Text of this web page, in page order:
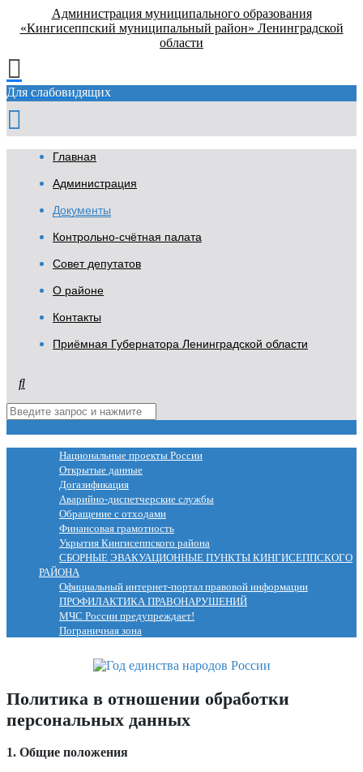
Администрация муниципального образования
«Кингисеппский муниципальный район» Ленинградской
области
Для слабовидящих
Главная
Администрация
Документы
Контрольно-счётная палата
Совет депутатов
О районе
Контакты
Приёмная Губернатора Ленинградской области
Национальные проекты России
Открытые данные
Догазификация
Аварийно-диспетчерские службы
Обращение с отходами
Финансовая грамотность
Укрытия Кингисеппского района
СБОРНЫЕ ЭВАКУАЦИОННЫЕ ПУНКТЫ КИНГИСЕППСКОГО
РАЙОНА
Официальный интернет-портал правовой информации
ПРОФИЛАКТИКА ПРАВОНАРУШЕНИЙ
МЧС России предупреждает!
Пограничная зона
Политика в отношении обработки
персональных данных
1. Общие положения